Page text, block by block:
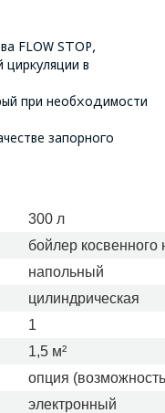
FLOW STOP,
циркуляции в
при необходимости
запорного
3268398/p3268398/
300 л
бойлер косвенного
напольный
цилиндрическая
1
1,5 м²
опция
электронный